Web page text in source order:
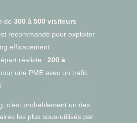
de 300 à 500 visiteurs
recommandé pour exploiter
efficacement
réaliste : 200 à
une PME avec un trafic
c’est probablement un des
les plus sous-utilisés par